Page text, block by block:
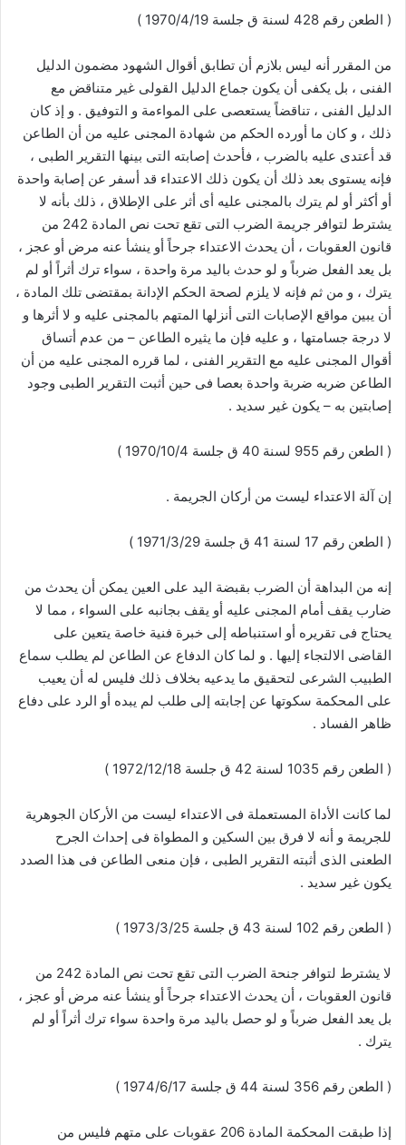
( الطعن رقم 428 لسنة ق جلسة 1970/4/19 )
من المقرر أنه ليس بلازم أن تطابق أقوال الشهود مضمون الدليل
الفنى ، بل يكفى أن يكون جماع الدليل القولى غير متناقض مع
الدليل الفنى ، تناقضاً يستعصى على المواءمة و التوفيق . و إذ كان
ذلك ، و كان ما أورده الحكم من شهادة المجنى عليه من أن الطاعن
قد أعتدى عليه بالضرب ، فأحدث إصابته التى بينها التقرير الطبى ،
فإنه يستوى بعد ذلك أن يكون ذلك الاعتداء قد أسفر عن إصابة واحدة
أو أكثر أو لم يترك بالمجنى عليه أى أثر على الإطلاق ، ذلك بأنه لا
يشترط لتوافر جريمة الضرب التى تقع تحت نص المادة 242 من
قانون العقوبات ، أن يحدث الاعتداء جرحاً أو ينشأ عنه مرض أو عجز ،
بل يعد الفعل ضرباً و لو حدث باليد مرة واحدة ، سواء ترك أثراً أو لم
يترك ، و من ثم فإنه لا يلزم لصحة الحكم الإدانة بمقتضى تلك المادة ،
أن يبين مواقع الإصابات التى أنزلها المتهم بالمجنى عليه و لا أثرها و
لا درجة جسامتها ، و عليه فإن ما يثيره الطاعن – من عدم أتساق
أقوال المجنى عليه مع التقرير الفنى ، لما قرره المجنى عليه من أن
الطاعن ضربه ضربة واحدة بعصا فى حين أثبت التقرير الطبى وجود
إصابتين به – يكون غير سديد .
( الطعن رقم 955 لسنة 40 ق جلسة 1970/10/4 )
إن آلة الاعتداء ليست من أركان الجريمة .
( الطعن رقم 17 لسنة 41 ق جلسة 1971/3/29 )
إنه من البداهة أن الضرب بقبضة اليد على العين يمكن أن يحدث من
ضارب يقف أمام المجنى عليه أو يقف بجانبه على السواء ، مما لا
يحتاج فى تقريره أو استنباطه إلى خبرة فنية خاصة يتعين على
القاضى الالتجاء إليها . و لما كان الدفاع عن الطاعن لم يطلب سماع
الطبيب الشرعى لتحقيق ما يدعيه بخلاف ذلك فليس له أن يعيب
على المحكمة سكوتها عن إجابته إلى طلب لم يبده أو الرد على دفاع
ظاهر الفساد .
( الطعن رقم 1035 لسنة 42 ق جلسة 1972/12/18 )
لما كانت الأداة المستعملة فى الاعتداء ليست من الأركان الجوهرية
للجريمة و أنه لا فرق بين السكين و المطواة فى إحداث الجرح
الطعنى الذى أثبته التقرير الطبى ، فإن منعى الطاعن فى هذا الصدد
يكون غير سديد .
( الطعن رقم 102 لسنة 43 ق جلسة 1973/3/25 )
لا يشترط لتوافر جنحة الضرب التى تقع تحت نص المادة 242 من
قانون العقوبات ، أن يحدث الاعتداء جرحاً أو ينشأ عنه مرض أو عجز ،
بل يعد الفعل ضرباً و لو حصل باليد مرة واحدة سواء ترك أثراً أو لم
يترك .
( الطعن رقم 356 لسنة 44 ق جلسة 1974/6/17 )
إذا طبقت المحكمة المادة 206 عقوبات على متهم فليس من